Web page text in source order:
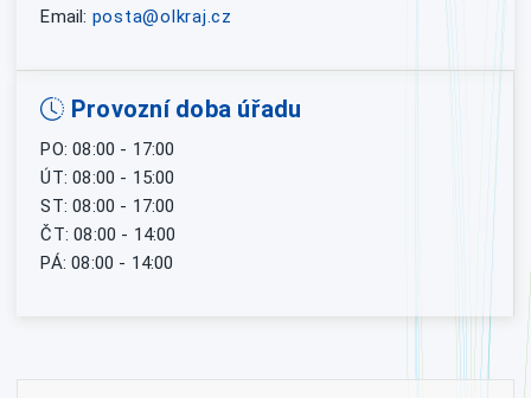
Email: posta@olkraj.cz
Provozní doba úřadu
PO: 08:00 - 17:00
ÚT: 08:00 - 15:00
ST: 08:00 - 17:00
ČT: 08:00 - 14:00
PÁ: 08:00 - 14:00